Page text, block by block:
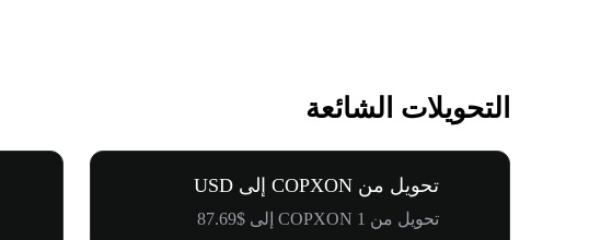
التحويلات الشائعة
تحويل من COPXON إلى USD
تحويل من 1 COPXON إلى $87.69